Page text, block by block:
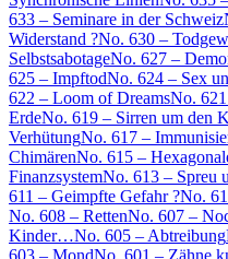
633 – Seminare in der Schweiz
Widerstand ?No. 630 –
SelbstsabotageNo. 627 –
625 – ImpftodNo. 624 – Sex
622 – Loom of DreamsNo. 621
ErdeNo. 619 – Sirren um den
VerhütungNo. 617 –
ChimärenNo. 615 –
FinanzsystemNo. 613 – Spreu
611 – Geimpfte Gefahr ?No.
No. 608 – RettenNo. 607 –
Kinder…No. 605 – Abtreibung
603 – MondNo. 601 – Zähne